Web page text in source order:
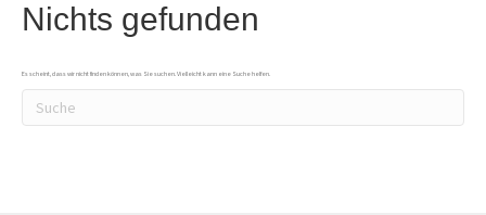
Nichts gefunden
Es scheint, dass wir nicht finden können, was Sie suchen. Vielleicht kann eine Suche helfen.